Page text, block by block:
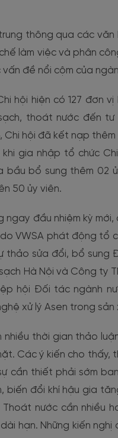
thông qua các
làm việc và phân
đề nổi cộm của
hội hiện có 127 đơn
thoát nước đến
Chi hội đã kết nạp
gia nhập tổ chức
bổ sung thêm 02
50 ủy viên.
ngay đầu nhiệm kỳ
VWSA phát động tổ
thảo sửa đổi, bổ sung
sạch Hà Nội và Công
hội Đối tác ngành
xử lý Asen trong sản
nhiều thời gian thảo
Các ý kiến cho thấy,
cần thiết phải sớm
biến đổi khí hậu gia
nước cần nhiều
hạn. Những kiến